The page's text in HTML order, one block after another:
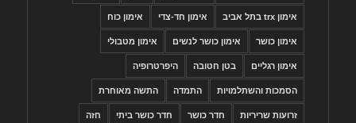
אימון trx בתל אביב אימון חד-צדי אימון כוח
אימון כושר אימון כושר לנשים אימון מטבולי
אימון רגליים בטן חטובה היפרטרופיה
הסמכות והשתלמויות התמדה התשה מאוחרת
זרועות שריריות חדר כושר חדר כושר ביתי חזה